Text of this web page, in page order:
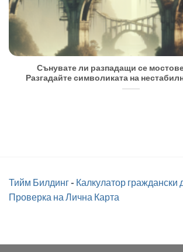
Сънувате ли разпадащи се
Разгадайте символиката на
Тийм Билдинг- Калкулатор граждански
Проверка на Лична Карта